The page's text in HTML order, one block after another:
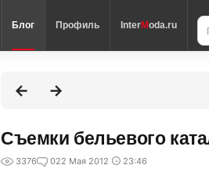
Блог Профиль InterModa.ru
Съемки бельевого
3376 022 Мая 2012 23:46